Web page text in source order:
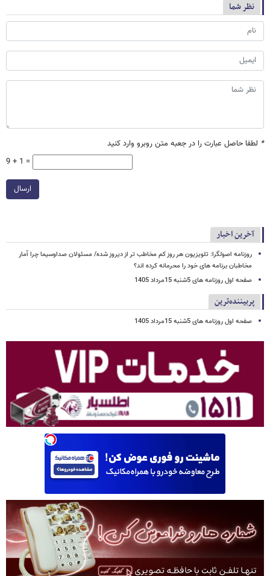
نظر شما
* لطفا حاصل عبارت را در جعبه متن روبرو وارد کنید
9 + 1 =
ارسال
آخرین اخبار
روزنامه اصولگرا: تلویزیون هر روز کم مخاطب تر از دیروز شده/ مسئولان صداوسیما چرا آمار
مخاطبان برنامه های خود را محرمانه کرده اند؟
صفحه اول روزنامه های 5شنبه 15مرداد 1405
پربیننده‌ترین
صفحه اول روزنامه های 5شنبه 15مرداد 1405